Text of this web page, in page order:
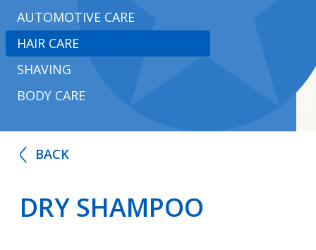
AUTOMOTIVE CARE
HAIR СARE
SHAVING
BODY CARE
BACK
DRY SHAMPOO